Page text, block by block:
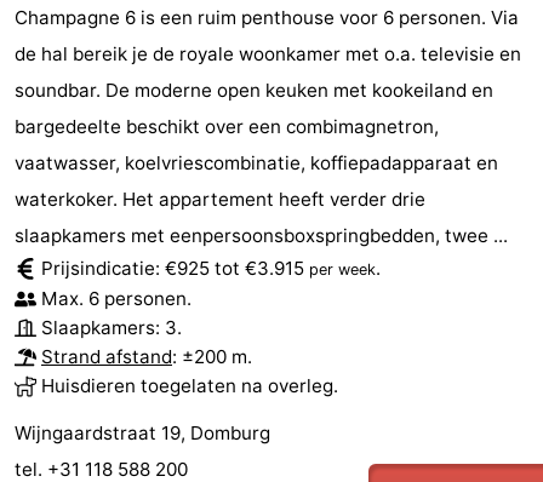
bos
Vlissingen
-
Middelburg
Zeeuws-
Vlaanderen
-
Nieuwvliet
-
Sluis
-
Cadzand
-
Natuur
Zwin
Weer
Champagne 6 is een ruim penthouse voor 6 personen. Via
de hal bereik je de royale woonkamer met o.a. televisie en
soundbar. De moderne open keuken met kookeiland en
bargedeelte beschikt over een combimagnetron,
vaatwasser, koelvriescombinatie, koffiepadapparaat en
waterkoker. Het appartement heeft verder drie
slaapkamers met eenpersoonsboxspringbedden, twee ...
Prijsindicatie: €925 tot €3.915 per week.
Max. 6 personen.
Slaapkamers: 3.
Strand afstand: ±200 m.
Huisdieren toegelaten na overleg.
Wijngaardstraat 19, Domburg
tel. +31 118 588 200